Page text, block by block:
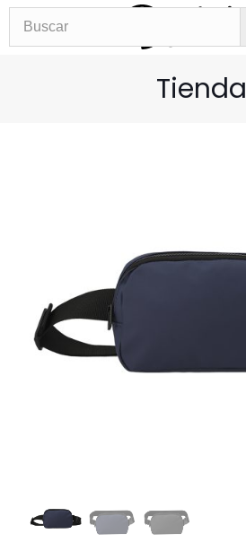
Tienda